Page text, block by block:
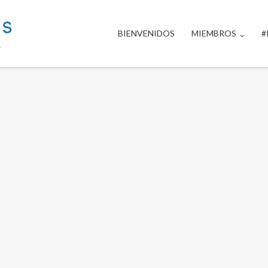
BIENVENIDOS MIEMBROS